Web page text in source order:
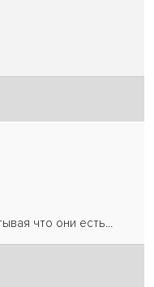
что они есть...